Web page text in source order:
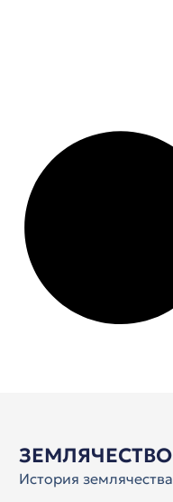
ЗЕМЛЯЧЕСТВО
История землячества